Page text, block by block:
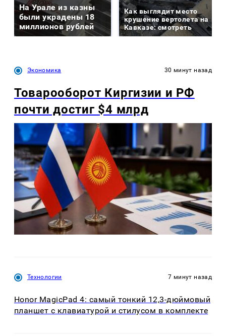
На Урале из казны
были украдены 18
миллионов рублей
Как выглядит место
крушение вертолета на
Кавказе: смотреть
Экономика 30 минут назад
Товарооборот Киргизии и РФ
почти достиг $4 млрд
Технологии 7 минут назад
Honor MagicPad 4: самый тонкий 12,3-дюймовый
планшет с клавиатурой и стилусом в комплекте